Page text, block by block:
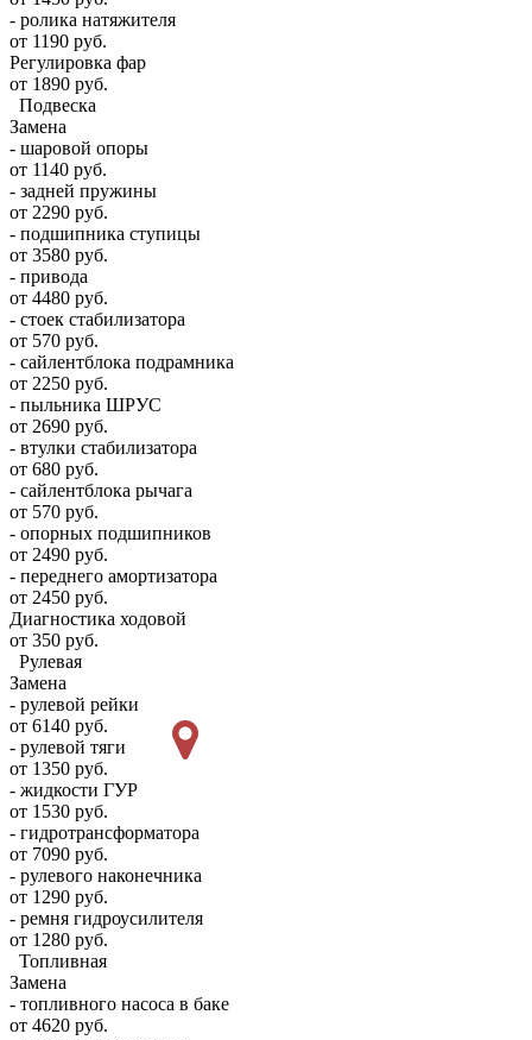
- ролика натяжителя
от 1190 руб.
Регулировка фар
от 1890 руб.
Подвеска
Замена
- шаровой опоры
от 1140 руб.
- задней пружины
от 2290 руб.
- подшипника ступицы
от 3580 руб.
- привода
от 4480 руб.
- стоек стабилизатора
от 570 руб.
- сайлентблока подрамника
от 2250 руб.
- пыльника ШРУС
от 2690 руб.
- втулки стабилизатора
от 680 руб.
- сайлентблока рычага
от 570 руб.
- опорных подшипников
от 2490 руб.
- переднего амортизатора
от 2450 руб.
Диагностика ходовой
от 350 руб.
Рулевая
Замена
- рулевой рейки
от 6140 руб.
- рулевой тяги
от 1350 руб.
- жидкости ГУР
от 1530 руб.
- гидротрансформатора
от 7090 руб.
- рулевого наконечника
от 1290 руб.
- ремня гидроусилителя
от 1280 руб.
Топливная
Замена
- топливного насоса в баке
от 4620 руб.